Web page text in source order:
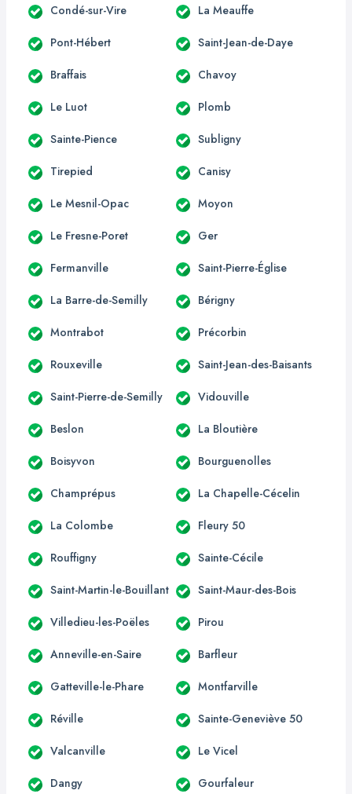
Condé-sur-Vire La Meauffe
Pont-Hébert Saint-Jean-de-Daye
Braffais Chavoy
Le Luot Plomb
Sainte-Pience Subligny
Tirepied Canisy
Le Mesnil-Opac Moyon
Le Fresne-Poret Ger
Fermanville Saint-Pierre-Église
La Barre-de-Semilly Bérigny
Montrabot Précorbin
Rouxeville Saint-Jean-des-Baisants
Saint-Pierre-de-Semilly Vidouville
Beslon La Bloutière
Boisyvon Bourguenolles
Champrépus La Chapelle-Cécelin
La Colombe Fleury 50
Rouffigny Sainte-Cécile
Saint-Martin-le-Bouillant Saint-Maur-des-Bois
Villedieu-les-Poëles Pirou
Anneville-en-Saire Barfleur
Gatteville-le-Phare Montfarville
Réville Sainte-Geneviève 50
Valcanville Le Vicel
Dangy Gourfaleur